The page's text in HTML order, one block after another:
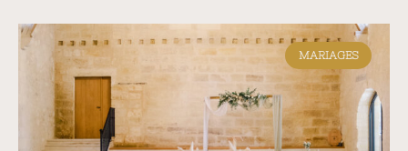
MARIAGES